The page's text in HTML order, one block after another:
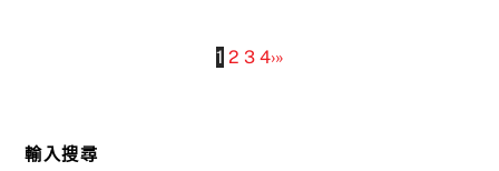
1 2 3 4›»
輸入搜尋